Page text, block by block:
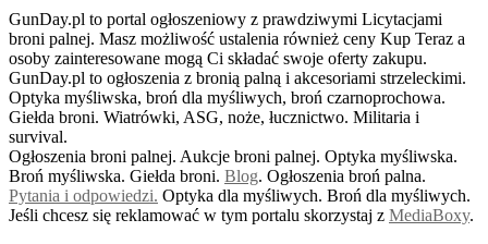
GunDay.pl to portal ogłoszeniowy z prawdziwymi Licytacjami
broni palnej. Masz możliwość ustalenia również ceny Kup Teraz a
osoby zainteresowane mogą Ci składać swoje oferty zakupu.
GunDay.pl to ogłoszenia z bronią palną i akcesoriami strzeleckimi.
Optyka myśliwska, broń dla myśliwych, broń czarnoprochowa.
Giełda broni. Wiatrówki, ASG, noże, łucznictwo. Militaria i
survival.
Ogłoszenia broni palnej. Aukcje broni palnej. Optyka myśliwska.
Broń myśliwska. Giełda broni. Blog. Ogłoszenia broń palna.
Pytania i odpowiedzi. Optyka dla myśliwych. Broń dla myśliwych.
Jeśli chcesz się reklamować w tym portalu skorzystaj z MediaBoxy.